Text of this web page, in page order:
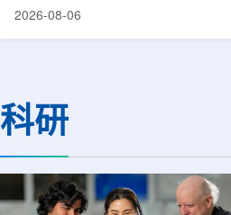
次出现幻觉、妄想等精神病性症状的
踪剂^11C-PiB，以及tau蛋白PET示
踪剂^18F-florzolotau，对受试者大
神病患者中，β-淀粉样蛋白阳性...
2026-08-06
科研